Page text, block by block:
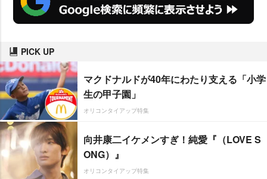
PICK UP
マクドナルドが40年にわたり支える「小学
生の甲子園」
オリコンタイアップ特集
向井康二イケメンすぎ！純愛『（LOVE S
ONG）』
オリコンタイアップ特集